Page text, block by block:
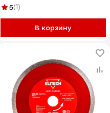
по керамограниту
5(1)
В корзину